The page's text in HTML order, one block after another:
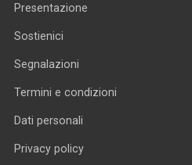
Presentazione
Sostienici
Segnalazioni
Termini e condizioni
Dati personali
Privacy policy